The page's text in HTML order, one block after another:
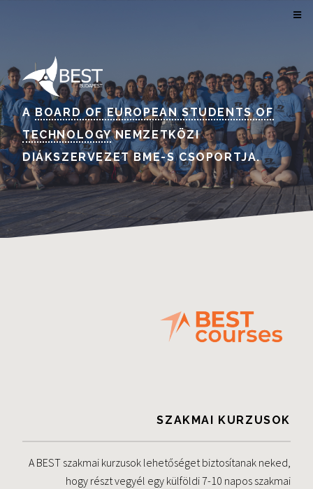
ABOARD OF EUROPEAN STUDENTS OF
TECHNOLOGYNEMZETKÖZI
DIÁKSZERVEZET BME-S CSOPORTJA.
SZAKMAI KURZUSOK
A BEST szakmai kurzusok lehetőséget biztosítanak neked,
hogy részt vegyél egy külföldi 7-10 napos szakmai